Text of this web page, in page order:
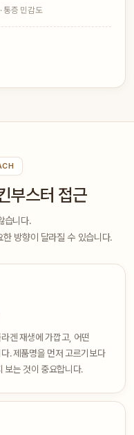
통증 민감도
부스터 접근
습니다.
방향이 달라질 수 있습니다.
겐 재생에 가깝고, 어떤
. 제품명을 먼저 고르기보다
보는 것이 중요합니다.